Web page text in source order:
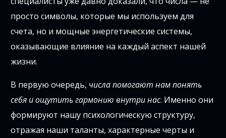
просто символы, которые мы используем для
счета, но и мощные энергетические системы,
оказывающие влияние на каждый аспект нашей
жизни.
В первую очередь, числа помогают нам понять
себя и ощутить гармонию внутри нас. Именно они
формируют нашу психологическую структуру,
отражая наши таланты, характерные черты и